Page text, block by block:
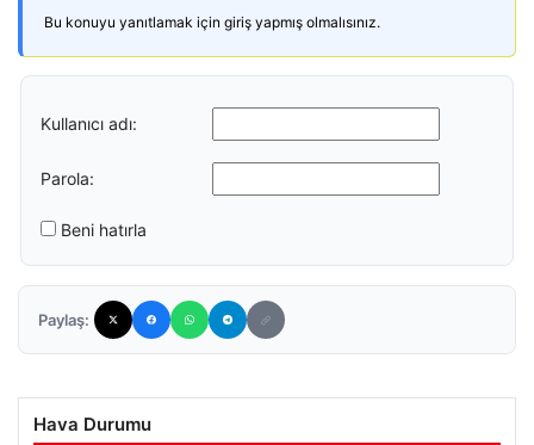
Bu konuyu yanıtlamak için giriş yapmış olmalısınız.
Kullanıcı adı:
Parola:
Beni hatırla
Paylaş:
Hava Durumu